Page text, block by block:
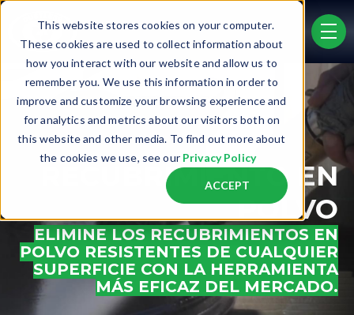
This website stores cookies on your computer.
These cookies are used to collect information about
how you interact with our website and allow us to
remember you. We use this information in order to
improve and customize your browsing experience and
for analytics and metrics about our visitors both on
this website and other media. To find out more about
the cookies we use, see our Privacy Policy
ACCEPT
Skip to main content
RECUBRIMIENTO EN
POLVO
ELIMINE LOS RECUBRIMIENTOS EN
POLVO RESISTENTES DE CUALQUIER
SUPERFICIE CON LA HERRAMIENTA
MÁS EFICAZ DEL MERCADO.